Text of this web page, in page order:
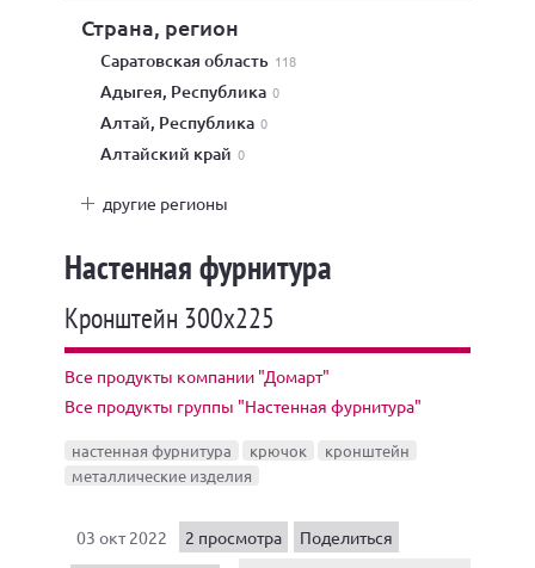
Страна, регион
Саратовская область 118
Адыгея, Республика 0
Алтай, Республика 0
Алтайский край 0
другие регионы
Настенная фурнитура
Кронштейн 300х225
Все продукты компании "Домарт"
Все продукты группы "Настенная фурнитура"
настенная фурнитура крючок
кронштейн
металлические изделия
03 окт 2022 2 просмотра
Поделиться